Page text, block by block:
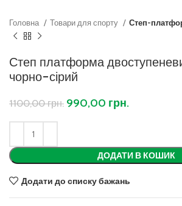
Головна Товари для спорту Степ-
Степ платформа
чорно-сірий
1100,00грн. 990,00 грн.
ДОДАТИ В КОШИК
Додати до списку бажань